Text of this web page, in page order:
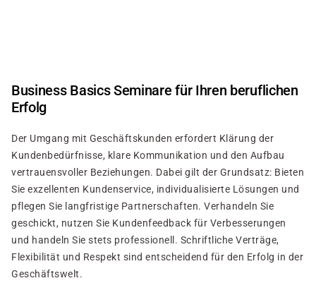
Business Basics Seminare für Ihren beruflichen
Erfolg
Der Umgang mit Geschäftskunden erfordert Klärung der
Kundenbedürfnisse, klare Kommunikation und den Aufbau
vertrauensvoller Beziehungen. Dabei gilt der Grundsatz: Bieten
Sie exzellenten Kundenservice, individualisierte Lösungen und
pflegen Sie langfristige Partnerschaften. Verhandeln Sie
geschickt, nutzen Sie Kundenfeedback für Verbesserungen
und handeln Sie stets professionell. Schriftliche Verträge,
Flexibilität und Respekt sind entscheidend für den Erfolg in der
Geschäftswelt.